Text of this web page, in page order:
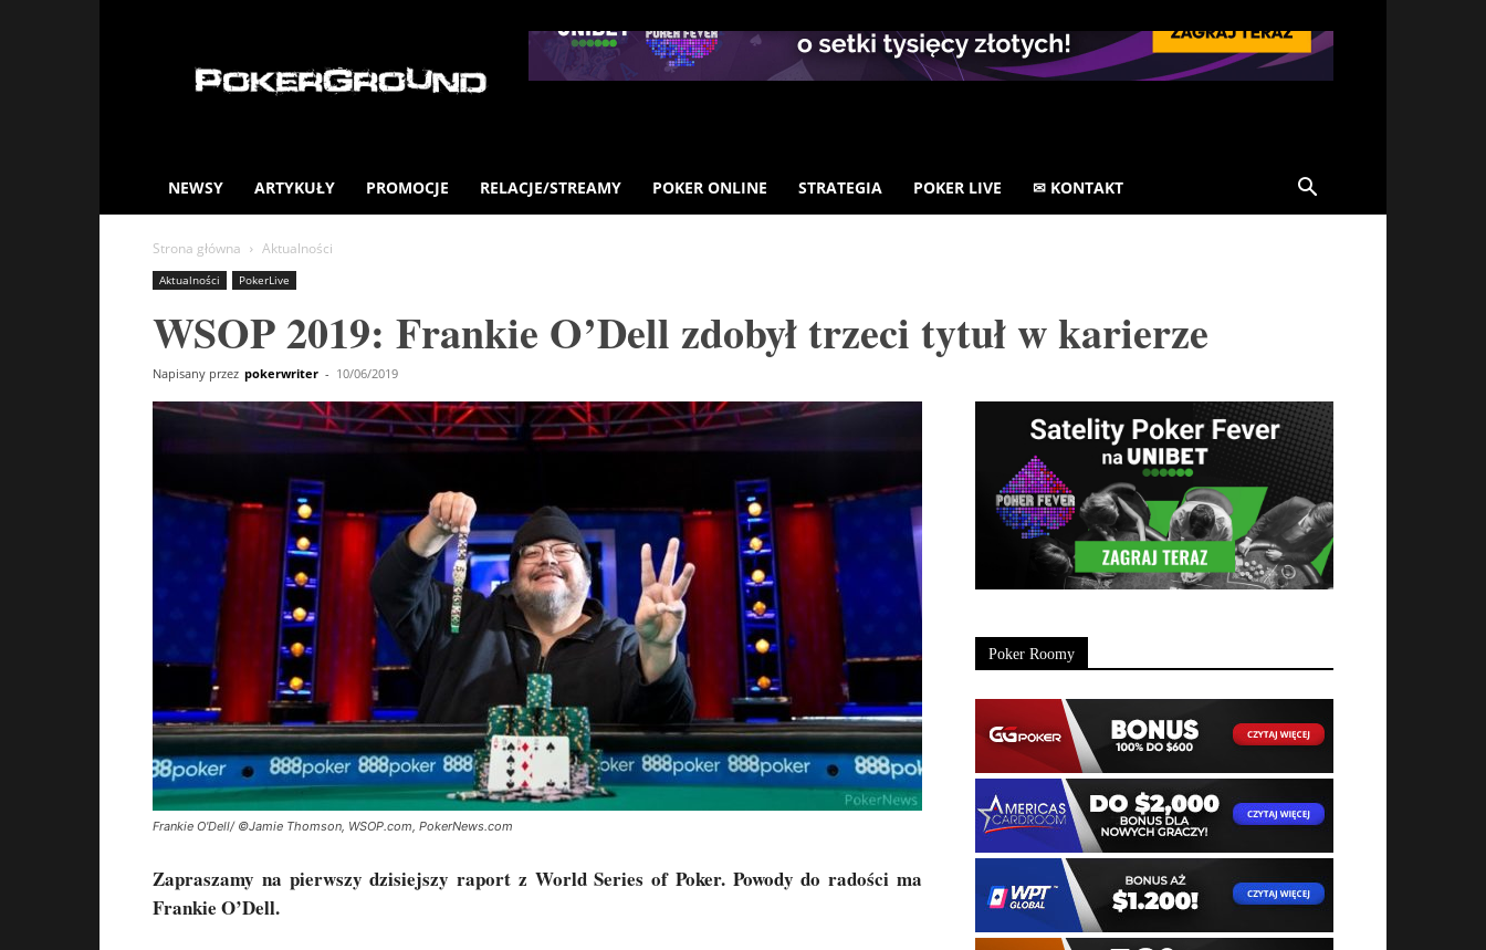
NEWSY ARTYKUŁY PROMOCJE RELACJE/STREAMY POKER ONLINE STRATEGIA POKER LIVE ✉ KONTAKT
Strona główna Aktualności
Aktualności PokerLive
WSOP 2019: Frankie O’Dell zdobył trzeci tytuł w karierze
Napisany przez pokerwriter - 10/06/2019
Frankie O'Dell/ ©Jamie Thomson, WSOP.com, PokerNews.com
Zapraszamy na pierwszy dzisiejszy raport z World Series of Poker. Powody do radości ma
Frankie O’Dell.
Poker Roomy